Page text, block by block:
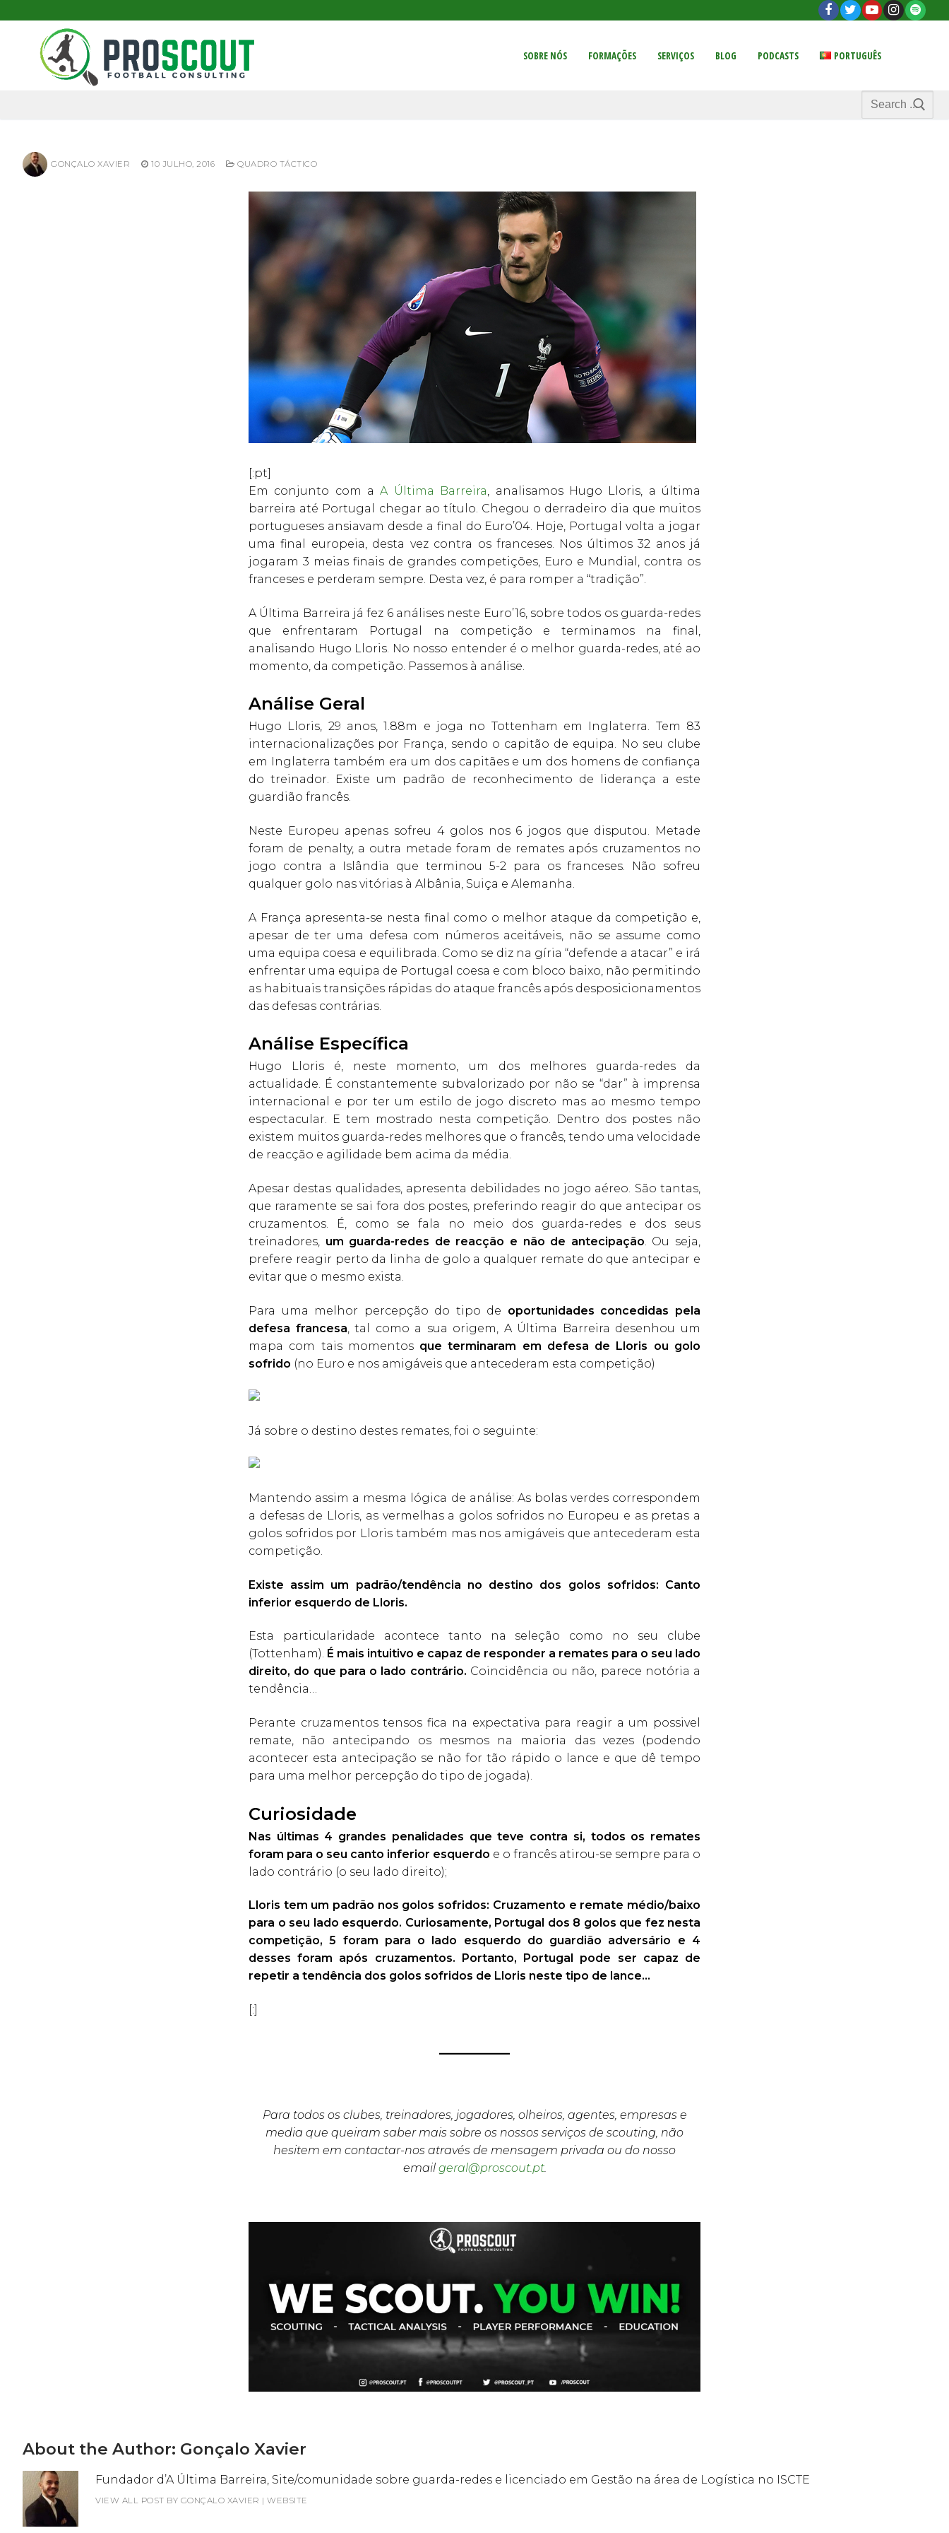
content
SOBRE NÓS
FORMAÇÕES SERVIÇOS BLOG PODCASTS PORTUGUÊS
Search
for:
GONÇALO XAVIER 10 JULHO, 2016 QUADRO TÁCTICO
[:pt]
Em conjunto com aA Última Barreira, analisamos Hugo Lloris, a última
barreira até Portugal chegar ao título. Chegou o derradeiro dia que muitos
portugueses ansiavam desde a final do Euro’04. Hoje, Portugal volta a jogar
uma final europeia, desta vez contra os franceses. Nos últimos 32 anos já
jogaram 3 meias finais de grandes competições, Euro e Mundial, contra os
franceses e perderam sempre. Desta vez, é para romper a “tradição”.
A Última Barreira já fez 6 análises neste Euro’16, sobre todos os guarda-redes
que enfrentaram Portugal na competição e terminamos na final,
analisando Hugo Lloris. No nosso entender é o melhor guarda-redes, até ao
momento, da competição. Passemos à análise.
Análise Geral
Hugo Lloris, 29 anos, 1.88m e joga no Tottenham em Inglaterra. Tem 83
internacionalizações por França, sendo o capitão de equipa. No seu clube
em Inglaterra também era um dos capitães e um dos homens de confiança
do treinador. Existe um padrão de reconhecimento de liderança a este
guardião francês.
Neste Europeu apenas sofreu 4 golos nos 6 jogos que disputou. Metade
foram de penalty, a outra metade foram de remates após cruzamentos no
jogo contra a Islândia que terminou 5-2 para os franceses. Não sofreu
qualquer golo nas vitórias à Albânia, Suiça e Alemanha.
A França apresenta-se nesta final como o melhor ataque da competição e,
apesar de ter uma defesa com números aceitáveis, não se assume como
uma equipa coesa e equilibrada. Como se diz na gíria “defende a atacar” e irá
enfrentar uma equipa de Portugal coesa e com bloco baixo, não permitindo
as habituais transições rápidas do ataque francês após desposicionamentos
das defesas contrárias.
Análise Específica
Hugo Lloris é, neste momento, um dos melhores guarda-redes da
actualidade. É constantemente subvalorizado por não se “dar” à imprensa
internacional e por ter um estilo de jogo discreto mas ao mesmo tempo
espectacular. E tem mostrado nesta competição. Dentro dos postes não
existem muitos guarda-redes melhores que o francês, tendo uma velocidade
de reacção e agilidade bem acima da média.
Apesar destas qualidades, apresenta debilidades no jogo aéreo. São tantas,
que raramente se sai fora dos postes, preferindo reagir do que antecipar os
cruzamentos. É, como se fala no meio dos guarda-redes e dos seus
treinadores, um guarda-redes de reacção e não de antecipação. Ou seja,
prefere reagir perto da linha de golo a qualquer remate do que antecipar e
evitar que o mesmo exista.
Para uma melhor percepção do tipo de oportunidades concedidas pela
defesa francesa , tal como a sua origem, A Última Barreira desenhou um
mapa com tais momentos que terminaram em defesa de Lloris ou golo
sofrido (no Euro e nos amigáveis que antecederam esta competição)
Já sobre o destino destes remates, foi o seguinte:
Mantendo assim a mesma lógica de análise: As bolas verdes correspondem
a defesas de Lloris, as vermelhas a golos sofridos no Europeu e as pretas a
golos sofridos por Lloris também mas nos amigáveis que antecederam esta
competição.
Existe assim um padrão/tendência no destino dos golos sofridos: Canto
inferior esquerdo de Lloris.
Esta particularidade acontece tanto na seleção como no seu clube
(Tottenham). É mais intuitivo e capaz de responder a remates para o seu lado
direito, do que para o lado contrário. Coincidência ou não, parece notória a
tendência…
Perante cruzamentos tensos fica na expectativa para reagir a um possivel
remate, não antecipando os mesmos na maioria das vezes (podendo
acontecer esta antecipação se não for tão rápido o lance e que dê tempo
para uma melhor percepção do tipo de jogada).
Curiosidade
Nas últimas 4 grandes penalidades que teve contra si, todos os remates
foram para o seu canto inferior esquerdo e o francês atirou-se sempre para o
lado contrário (o seu lado direito);
Lloris tem um padrão nos golos sofridos: Cruzamento e remate médio/baixo
para o seu lado esquerdo. Curiosamente, Portugal dos 8 golos que fez nesta
competição, 5 foram para o lado esquerdo do guardião adversário e 4
desses foram após cruzamentos. Portanto, Portugal pode ser capaz de
repetir a tendência dos golos sofridos de Lloris neste tipo de lance…
[:]
Para todos os clubes, treinadores, jogadores, olheiros, agentes, empresas e
media que queiram saber mais sobre os nossos serviços de scouting, não
hesitem em contactar-nos através de mensagem privada ou do nosso
email geral@proscout.pt.
About the Author: Gonçalo Xavier
Fundador d’A Última Barreira, Site/comunidade sobre guarda-redes e licenciado em Gestão na área de Logística no ISCTE
VIEW ALL POST BY GONÇALO XAVIER |WEBSITE